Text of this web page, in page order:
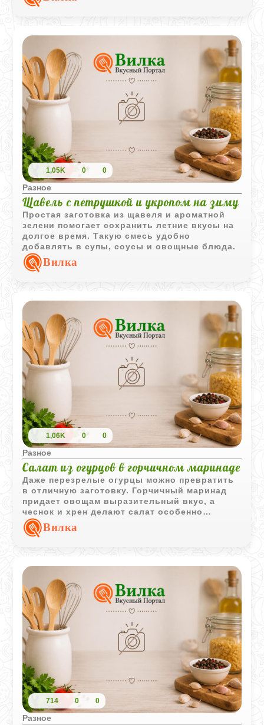
1,05K 0 0
Разное
Щавель с петрушкой и укропом на зиму
Простая заготовка из щавеля и ароматной
зелени помогает сохранить летние вкусы на
долгое время. Такую смесь удобно
добавлять в супы, соусы и овощные блюда.
Вилка
1,06K 0 0
Разное
Салат из огурцов в горчичном маринаде
Даже перезрелые огурцы можно превратить
в отличную заготовку. Горчичный маринад
придает овощам выразительный вкус, а
чеснок и хрен делают салат особенно
ароматным.
Вилка
714 0 0
Разное